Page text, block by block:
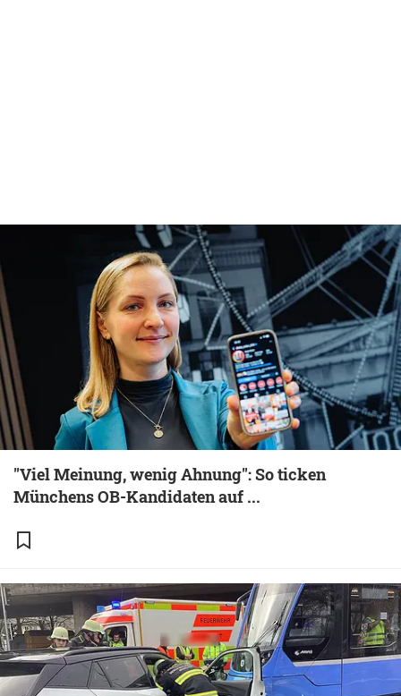
"Viel Meinung, wenig Ahnung": So ticken
Münchens OB-Kandidaten auf ...